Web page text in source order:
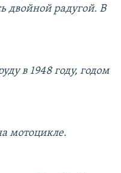
двойной радугой. В
в 1948 году, годом
мотоцикле.